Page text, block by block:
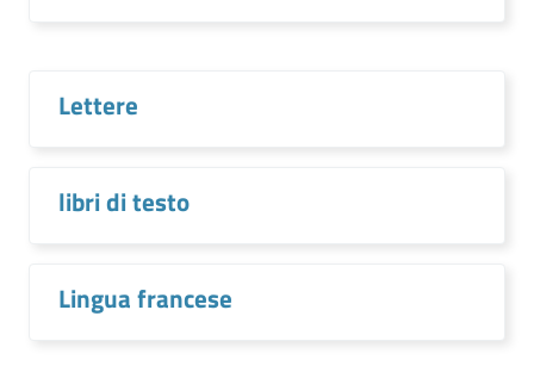
Lettere
libri di testo
Lingua francese